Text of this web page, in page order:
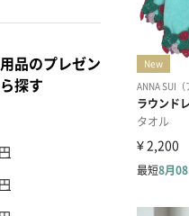
品のプレゼン
探す